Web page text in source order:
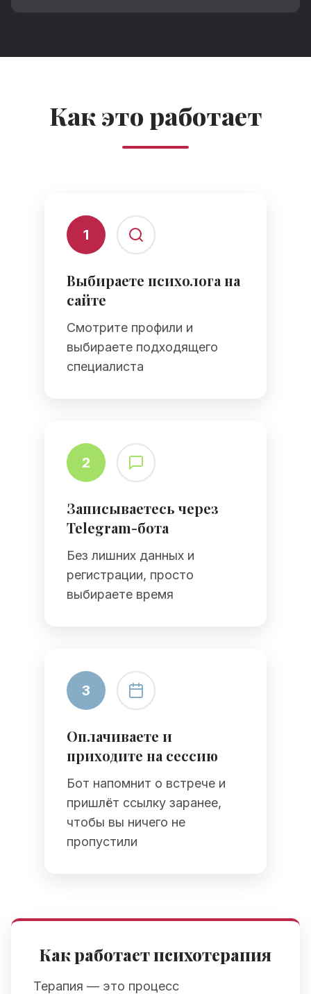
Как это работает
1
Выбираете психолога на
сайте
Смотрите профили и
выбираете подходящего
специалиста
2
Записываетесь через
Telegram-бота
Без лишних данных и
регистрации, просто
выбираете время
3
Оплачиваете и
приходите на сессию
Бот напомнит о встрече и
пришлёт ссылку заранее,
чтобы вы ничего не
пропустили
Как работает психотерапия
Терапия — это процесс